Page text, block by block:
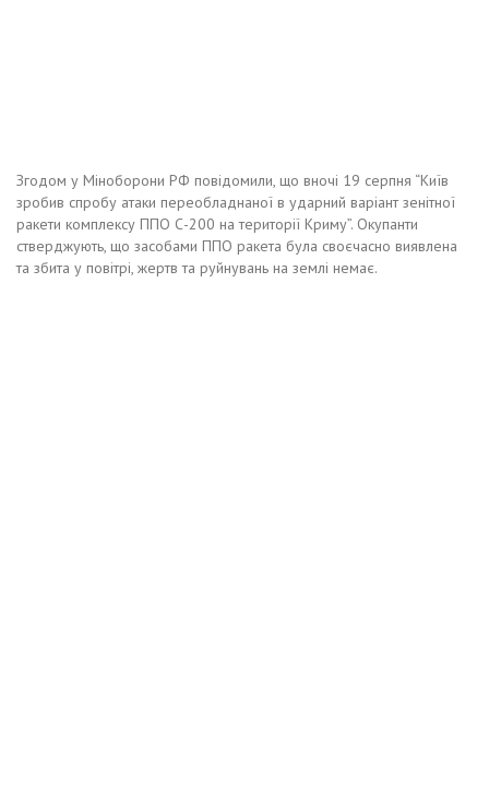
Згодом у Міноборони РФ повідомили, що вночі 19 серпня “Київ
зробив спробу атаки переобладнаної в ударний варіант зенітної
ракети комплексу ППО С-200 на території Криму”. Окупанти
стверджують, що засобами ППО ракета була своєчасно виявлена
та збита у повітрі, жертв та руйнувань на землі немає.